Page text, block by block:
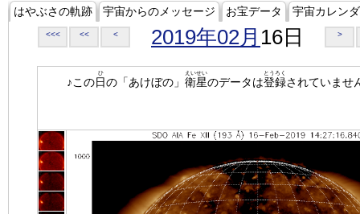
はやぶさの軌跡 宇宙からのメッセージ お宝データ 宇宙カレン
<<< << < 2019年02月 16日 >
♪この日
ひ
の「あけぼの」 衛星
えいせい
のデータは登録
とうろく
されていませ